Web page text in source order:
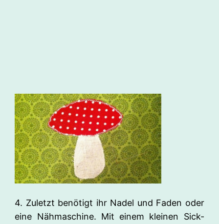
4. Zuletzt benötigt ihr Nadel und Faden oder
eine Nähmaschine. Mit einem kleinen Sick-